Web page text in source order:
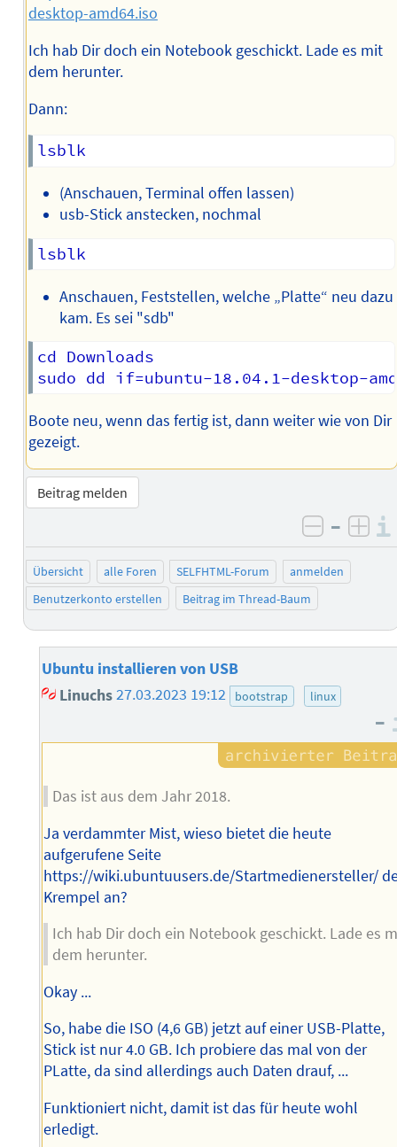
desktop-amd64.iso
Ich hab Dir doch ein Notebook geschickt. Lade es mit
dem herunter.
Dann:
(Anschauen, Terminal offen lassen)
usb-Stick anstecken, nochmal
Anschauen, Feststellen, welche „Platte“ neu dazu
kam. Es sei "sdb"
cd Downloads
Boote neu, wenn das fertig ist, dann weiter wie von Dir
gezeigt.
Beitrag melden
negativ
–
Übersicht alle Foren SELFHTML-Forum
anmelden
Benutzerkonto erstellen
Beitrag im Thread-Baum
Ubuntu installieren von USB
Linuchs27.03.2023 19:12 bootstrap linux
–
Das ist aus dem Jahr 2018.
Ja verdammter Mist, wieso bietet die heute
aufgerufene Seite
https://wiki.ubuntuusers.de/Startmedienersteller/
Krempel an?
Ich hab Dir doch ein Notebook geschickt. Lade es
dem herunter.
Okay ...
So, habe die ISO (4,6 GB) jetzt auf einer USB-Platte,
Stick ist nur 4.0 GB. Ich probiere das mal von der
PLatte, da sind allerdings auch Daten drauf, ...
Funktioniert nicht, damit ist das für heute wohl
erledigt.